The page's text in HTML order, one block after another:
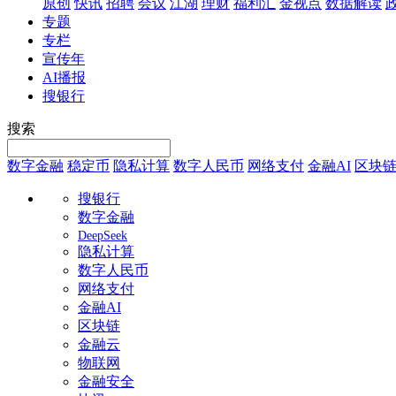
专题
专栏
宣传年
AI播报
搜银行
搜索
数字金融 稳定币 隐私计算 数字人民币 网络支付 金融AI 区块链
搜银行
数字金融
DeepSeek
隐私计算
数字人民币
网络支付
金融AI
区块链
金融云
物联网
金融安全